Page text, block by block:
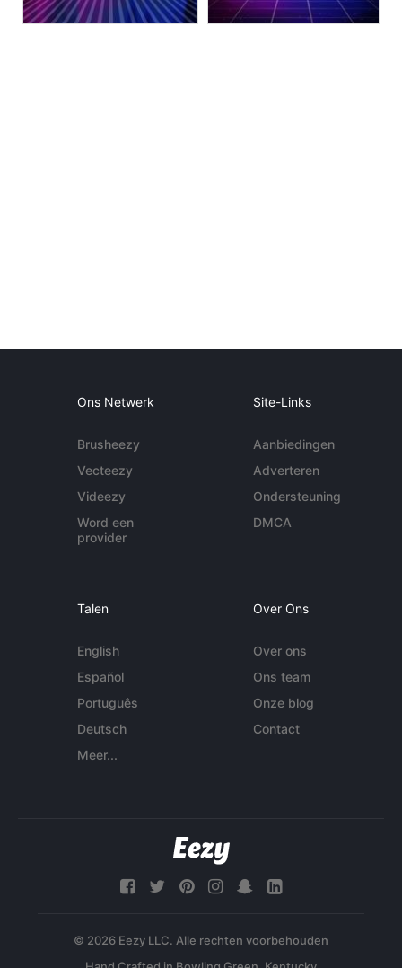
Ons Netwerk
Brusheezy
Vecteezy
Videezy
Word een
provider
Site-Links
Aanbiedingen
Adverteren
Ondersteuning
DMCA
Talen
English
Español
Português
Deutsch
Meer...
Over Ons
Over ons
Ons team
Onze blog
Contact
© 2026 Eezy LLC. Alle rechten voorbehouden